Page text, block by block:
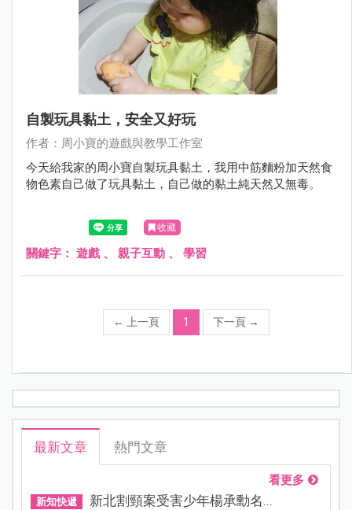
自製玩具黏土，安全又好玩
作者：周小寶的遊戲與教學工作室
今天給我家的周小寶自製玩具黏土，我用中筋麵粉加天然食
物色素自己做了玩具黏土，自己做的黏土純天然又無毒。
收藏
關鍵字： 遊戲、 親子互動 、 學習
← 上一頁 1 下一頁 →
最新文章 熱門文章
看更多
新知快遞 新北割頸案受害少年楊承勳名...